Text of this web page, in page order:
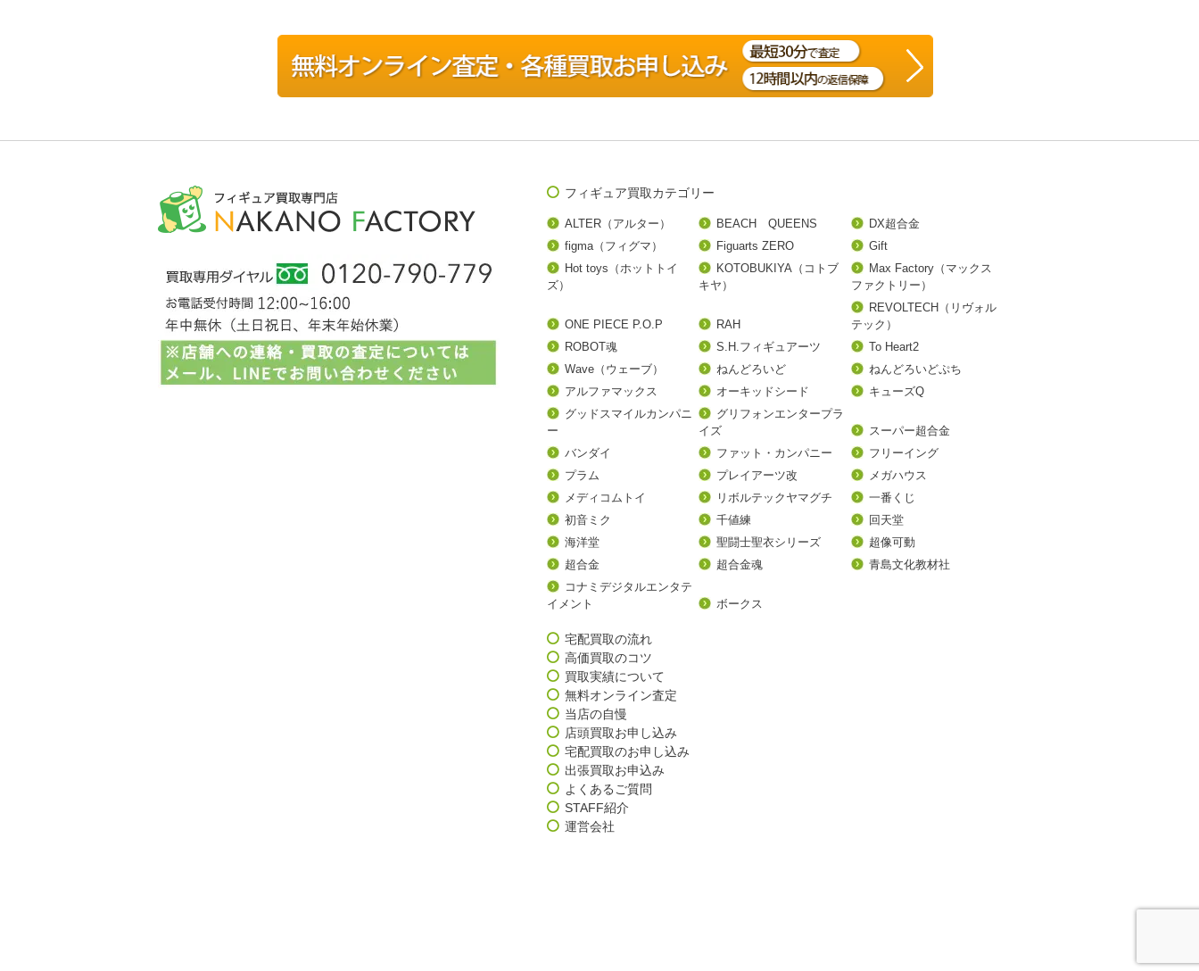
フィギュア買取カテゴリー
ALTER（アルター） BEACH QUEENS
DX超合金
figma（フィグマ）
Figuarts ZERO
Gift
Hot toys（ホットトイ
ズ）
KOTOBUKIYA（コトブ
キヤ）
Max Factory（マックス
ファクトリー）
ONE PIECE P.O.P RAH
REVOLTECH（リヴォル
テック）
ROBOT魂
S.H.フィギュアーツ
To Heart2
Wave（ウェーブ）
ねんどろいど
ねんどろいどぷち
アルファマックス
オーキッドシード
キューズQ
グッドスマイルカンパニ
ー
グリフォンエンタープラ
イズ
スーパー超合金
バンダイ
ファット・カンパニー
フリーイング
プラム
プレイアーツ改
メガハウス
メディコムトイ
リボルテックヤマグチ
一番くじ
初音ミク
千値練
回天堂
海洋堂
聖闘士聖衣シリーズ
超像可動
超合金
超合金魂
青島文化教材社
コナミデジタルエンタテ
イメント
ボークス
宅配買取の流れ
高価買取のコツ
買取実績について
無料オンライン査定
当店の自慢
店頭買取お申し込み
宅配買取のお申し込み
出張買取お申込み
よくあるご質問
STAFF紹介
運営会社